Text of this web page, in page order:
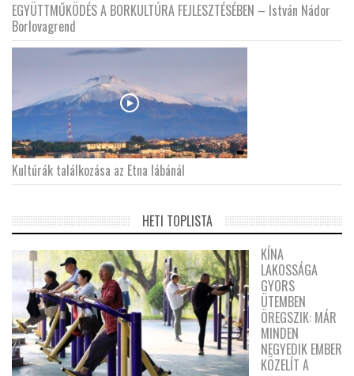
EGYÜTTMŰKÖDÉS A BORKULTÚRA FEJLESZTÉSÉBEN – István Nádor
Borlovagrend
Kultúrák találkozása az Etna lábánál
HETI TOPLISTA
KÍNA
LAKOSSÁGA
GYORS
ÜTEMBEN
ÖREGSZIK: MÁR
MINDEN
NEGYEDIK EMBER
KÖZELÍT A